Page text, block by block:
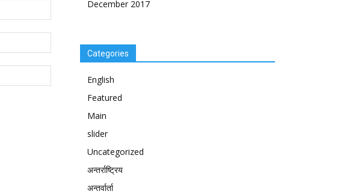
December 2017
Categories
English
Featured
Main
slider
Uncategorized
अन्तर्राष्ट्रिय
अन्तर्वार्ता